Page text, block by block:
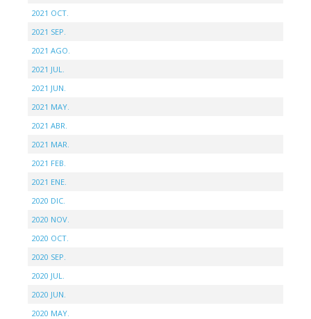
2021 OCT.
2021 SEP.
2021 AGO.
2021 JUL.
2021 JUN.
2021 MAY.
2021 ABR.
2021 MAR.
2021 FEB.
2021 ENE.
2020 DIC.
2020 NOV.
2020 OCT.
2020 SEP.
2020 JUL.
2020 JUN.
2020 MAY.